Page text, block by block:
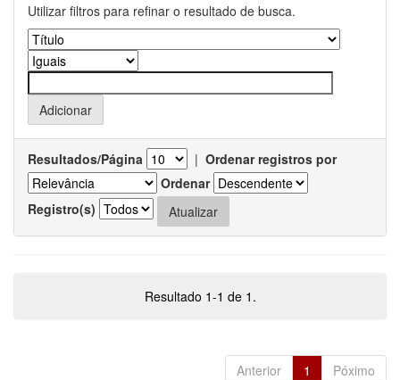
Utilizar filtros para refinar o resultado de busca.
Resultados/Página | Ordenar registros por
Ordenar
Registro(s)
Resultado 1-1 de 1.
Anterior 1 Póximo